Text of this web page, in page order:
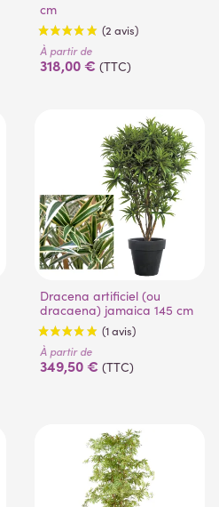
cm
(2 avis)
À partir de
318,00 € (TTC)
Dracena artificiel (ou
dracaena) jamaica 145 cm
(1 avis)
À partir de
349,50 € (TTC)